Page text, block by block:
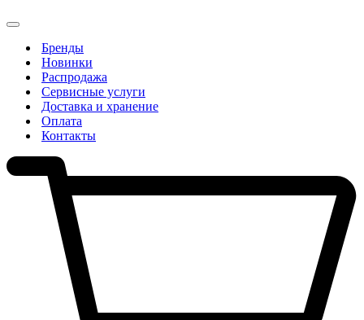
Бренды
Новинки
Распродажа
Сервисные услуги
Доставка и хранение
Оплата
Контакты